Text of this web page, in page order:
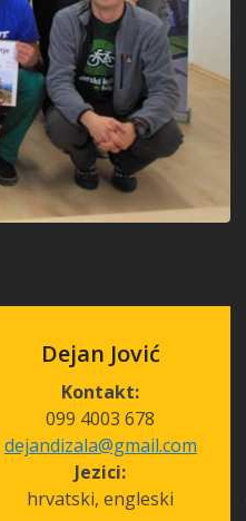
Dejan Jović
Kontakt:
099 4003 678
dejandizala@gmail.com
Jezici:
hrvatski, engleski